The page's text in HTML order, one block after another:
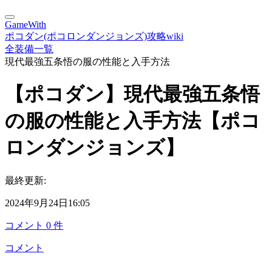
GameWith
ポコダン(ポコロンダンジョンズ)攻略wiki
全装備一覧
現代最強五条悟の服の性能と入手方法
【ポコダン】現代最強五条悟
の服の性能と入手方法【ポコ
ロンダンジョンズ】
最終更新:
2024年9月24日16:05
コメント 0 件
コメント